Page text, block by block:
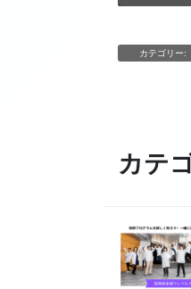
カテゴリー:
カテ